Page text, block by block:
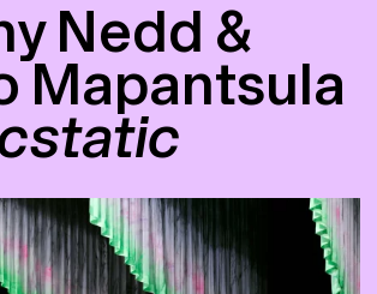
Nedd &
Mapantsula